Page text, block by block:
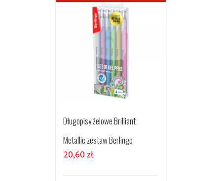
Długopisy żelowe Brilliant
Metallic zestaw Berlingo
20,60 zł